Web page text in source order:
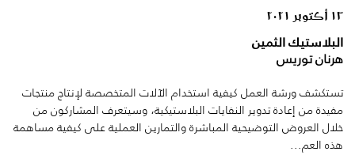
١٣ أكتوبر ٢٠٢١
البلاستيك الثمين
هرنان توريس
تستكشف ورشة العمل كيفية استخدام الآلات المتخصصة لإنتاج منتجات
مفيدة من إعادة تدوير النفايات البلاستيكية، وسيتعرف المشاركون من
خلال العروض التوضيحية المباشرة والتمارين العملية على كيفية مساهمة
هذه العم...